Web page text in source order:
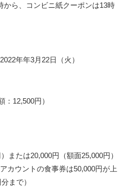
から、コンビニ紙クーポンは13時
年年3月22日（火）
：12,500円）
または20,000円（額面25,000円）
カウントの食事券は50,000円が上
まで）